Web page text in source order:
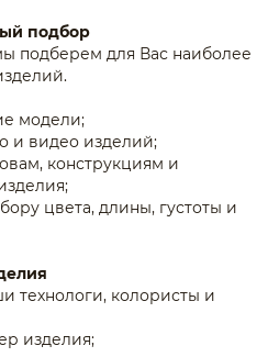
подбор
подберем для Вас наиболее
модели;
и видео изделий;
конструкциям и
цвета, длины, густоты и
технологи, колористы и
изделия;